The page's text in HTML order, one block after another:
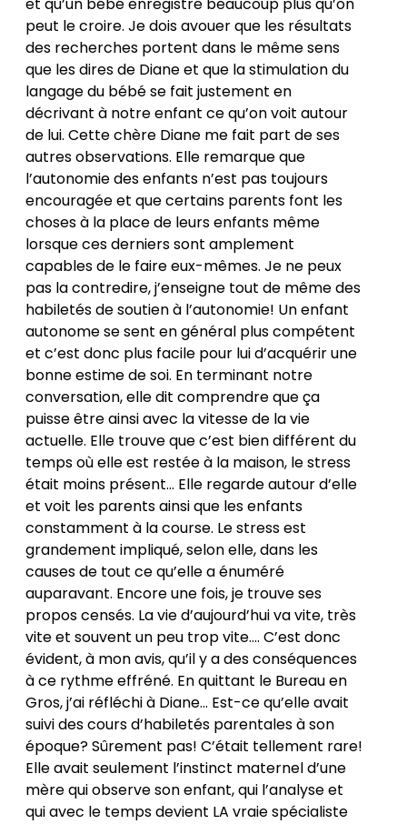
peut le croire. Je dois avouer que les résultats
des recherches portent dans le même sens
que les dires de Diane et que la stimulation du
langage du bébé se fait justement en
décrivant à notre enfant ce qu’on voit autour
de lui. Cette chère Diane me fait part de ses
autres observations. Elle remarque que
l’autonomie des enfants n’est pas toujours
encouragée et que certains parents font les
choses à la place de leurs enfants même
lorsque ces derniers sont amplement
capables de le faire eux-mêmes. Je ne peux
pas la contredire, j’enseigne tout de même des
habiletés de soutien à l’autonomie! Un enfant
autonome se sent en général plus compétent
et c’est donc plus facile pour lui d’acquérir une
bonne estime de soi. En terminant notre
conversation, elle dit comprendre que ça
puisse être ainsi avec la vitesse de la vie
actuelle. Elle trouve que c’est bien différent du
temps où elle est restée à la maison, le stress
était moins présent… Elle regarde autour d’elle
et voit les parents ainsi que les enfants
constamment à la course. Le stress est
grandement impliqué, selon elle, dans les
causes de tout ce qu’elle a énuméré
auparavant. Encore une fois, je trouve ses
propos censés. La vie d’aujourd’hui va vite, très
vite et souvent un peu trop vite…. C’est donc
évident, à mon avis, qu’il y a des conséquences
à ce rythme effréné. En quittant le Bureau en
Gros, j’ai réfléchi à Diane… Est-ce qu’elle avait
suivi des cours d’habiletés parentales à son
époque? Sûrement pas! C’était tellement rare!
Elle avait seulement l’instinct maternel d’une
mère qui observe son enfant, qui l’analyse et
qui avec le temps devient LA vraie spécialiste